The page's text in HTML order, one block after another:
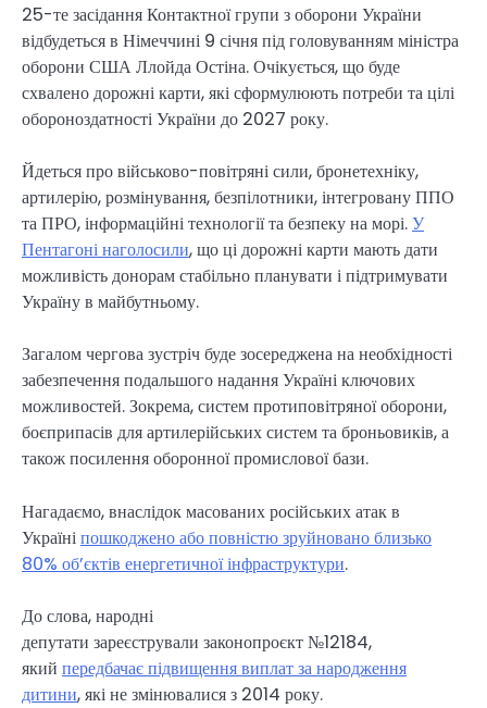
25-те засідання Контактної групи з оборони України
відбудеться в Німеччині 9 січня під головуванням міністра
оборони США Ллойда Остіна. Очікується, що буде
схвалено дорожні карти, які сформулюють потреби та цілі
обороноздатності України до 2027 року.
Йдеться про військово-повітряні сили, бронетехніку,
артилерію, розмінування, безпілотники, інтегровану ППО
та ПРО, інформаційні технології та безпеку на морі.У
Пентагоні наголосили, що ці дорожні карти мають дати
можливість донорам стабільно планувати і підтримувати
Україну в майбутньому.
Загалом чергова зустріч буде зосереджена на необхідності
забезпечення подальшого надання Україні ключових
можливостей. Зокрема, систем протиповітряної оборони,
боєприпасів для артилерійських систем та броньовиків, а
також посилення оборонної промислової бази.
Нагадаємо, внаслідок масованих російських атак в
Україніпошкоджено або повністю зруйновано близько
80% об’єктів енергетичної інфраструктури.
До слова, народні
депутати зареєстрували законопроєкт №12184,
який передбачає підвищення виплат за народження
дитини, які не змінювалися з 2014 року.